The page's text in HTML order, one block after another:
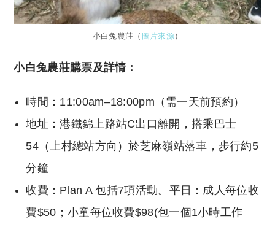
小白兔農莊（ 圖片來源）
小白兔農莊購票及詳情：
時間：11:00am–18:00pm（需一天前預約）
地址：港鐵錦上路站C出口離開，搭乘巴士
54（上村總站方向）於芝麻嶺站落車，步行約5
分鐘
收費：Plan A 包括7項活動。平日：成人每位收
費$50；小童每位收費$98(包一個1小時工作